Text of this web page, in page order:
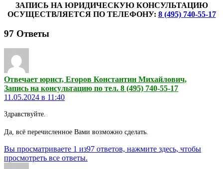
ЗАПИСЬ НА ЮРИДИЧЕСКУЮ КОНСУЛЬТАЦИЮ
ОСУЩЕСТВЛЯЕТСЯ ПО ТЕЛЕФОНУ: 8 (495) 740-55-17
97 Ответы
Отвечает юрист, Егоров Константин Михайлович,
Запись на консультацию по тел. 8 (495) 740-55-17
11.05.2024 в 11:40
Здравствуйте.
Да, всё перечисленное Вами возможно сделать.
Вы просматриваете 1 из97 ответов, нажмите здесь, чтобы
просмотреть все ответы.